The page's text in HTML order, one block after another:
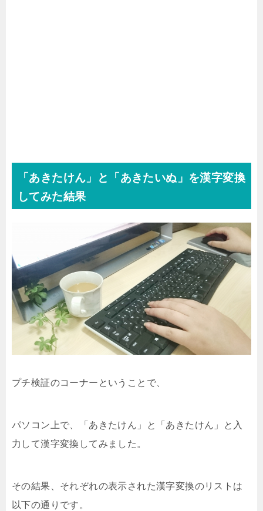
「あきたけん」と「あきたいぬ」を漢字変換
してみた結果
プチ検証のコーナーということで、
パソコン上で、「あきたけん」と「あきたけん」と入
力して漢字変換してみました。
その結果、それぞれの表示された漢字変換のリストは
以下の通りです。